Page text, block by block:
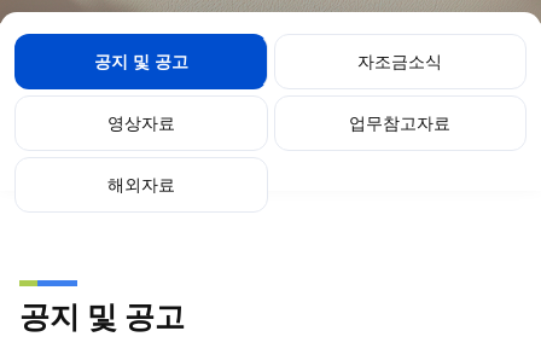
공지 및 공고 자조금소식
영상자료 업무참고자료
해외자료
공지 및 공고